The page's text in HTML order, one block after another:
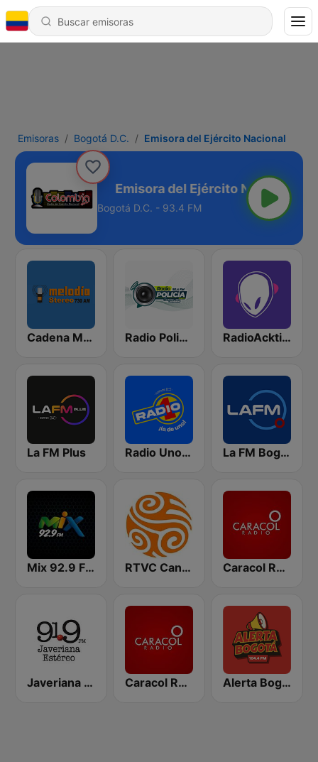
Emisoras Bogotá D.C. Emisora del Ejército Nacional
Nacional
Bogotá D.C. - 93.4 FM
Cadena Melodia 730 AM Radio Policía 92.4 FM RadioAcktiva Bogotá
La FM Plus Radio Uno Bogotá La FM Bogotá
Mix 92.9 FM Bogotá RTVC Canal Educativo Caracol Radio
Javeriana Estéreo 91.9 FM Caracol Radio Medellín Alerta Bogotá 104.4 FM